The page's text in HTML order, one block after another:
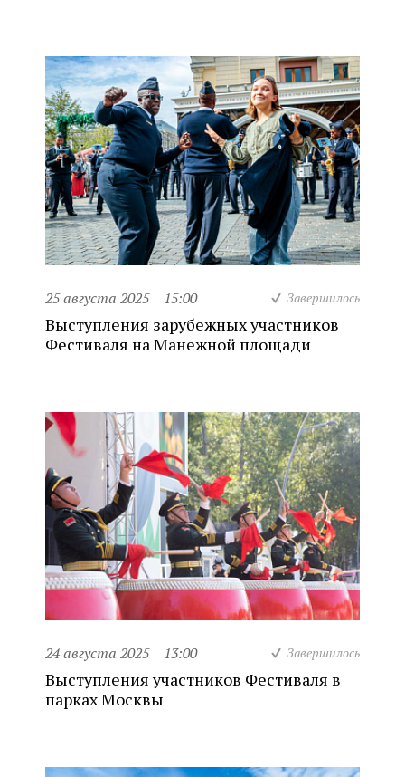
25 августа 2025 15:00 Завершилось
Выступления зарубежных участников
Фестиваля на Манежной площади
24 августа 2025 13:00 Завершилось
Выступления участников Фестиваля в
парках Москвы